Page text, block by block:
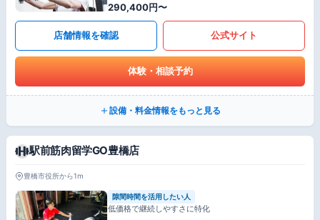
290,400円〜
店舗情報を確認 公式サイト
体験・相談予約
設備・料金情報をもっと見る
駅前筋肉留学GO豊橋店
豊橋市役所から1m
隙間時間を活用したい人
低価格で継続しやすさに特化